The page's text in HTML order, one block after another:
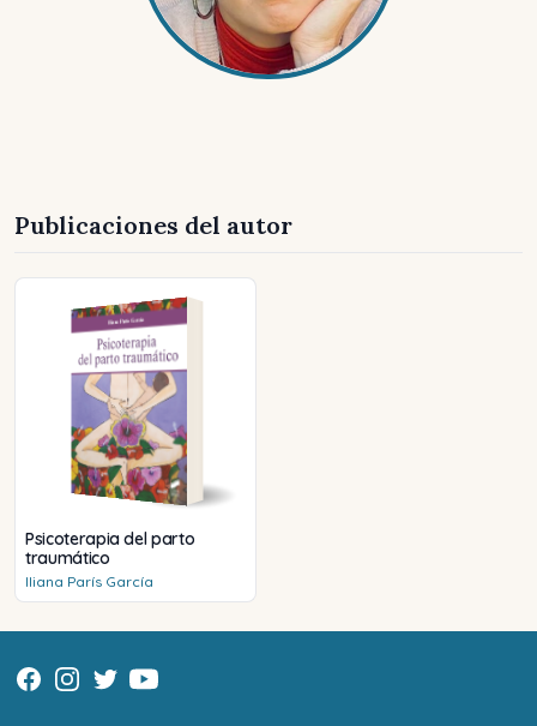
Publicaciones del autor
Psicoterapia del parto
traumático
Iliana París García